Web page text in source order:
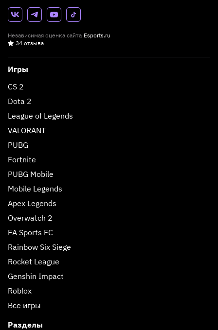
Независимая оценка сайта Esports.ru
34 отзыва
Игры
CS 2
Dota 2
League of Legends
VALORANT
PUBG
Fortnite
PUBG Mobile
Mobile Legends
Apex Legends
Overwatch 2
EA Sports FC
Rainbow Six Siege
Rocket League
Genshin Impact
Roblox
Все игры
Разделы